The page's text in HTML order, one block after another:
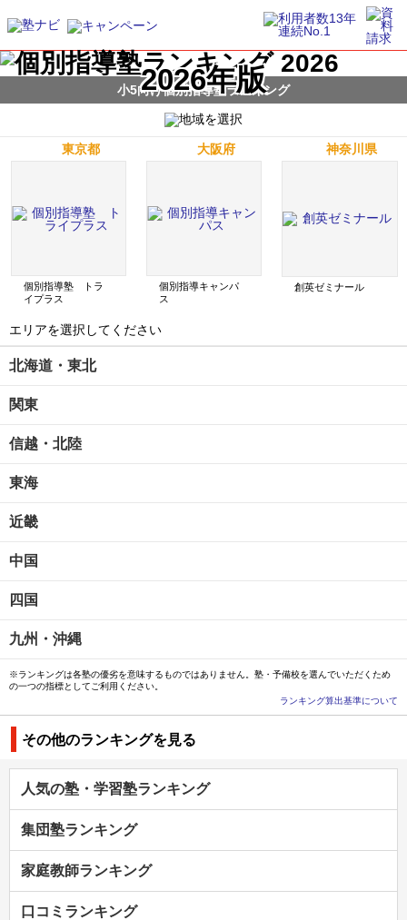
2026年版
小5向け個別指導塾ランキング
東京都
個別指導塾 トラ
イプラス
大阪府
個別指導キャンパ
ス
神奈川県
創英ゼミナール
エリアを選択してください
北海道・東北
関東
信越・北陸
東海
近畿
中国
四国
九州・沖縄
※ランキングは各塾の優劣を意味するものではありません。塾・予備校を選んでいただくため
の一つの指標としてご利用ください。
ランキング算出基準について
その他のランキングを見る
人気の塾・学習塾ランキング
集団塾ランキング
家庭教師ランキング
口コミランキング